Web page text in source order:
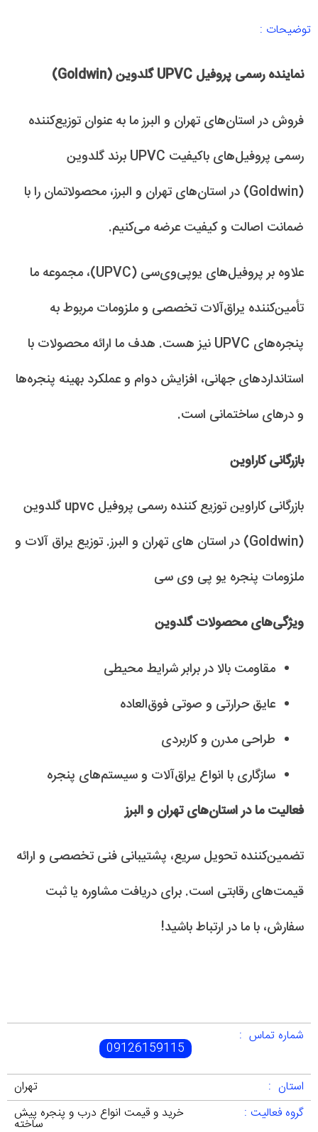
توضیحات :
نماینده رسمی پروفیل UPVC گلدوین (Goldwin)
فروش در استان‌های تهران و البرز ما به عنوان توزیع‌کننده
رسمی پروفیل‌های با‌کیفیت UPVC برند گلدوین
(Goldwin) در استان‌های تهران و البرز، محصولاتمان را با
ضمانت اصالت و کیفیت عرضه می‌کنیم.
علاوه بر پروفیل‌های یو‌پی‌وی‌سی (UPVC)، مجموعه ما
تأمین‌کننده یراق‌آلات تخصصی و ملزومات مربوط به
پنجره‌های UPVC نیز هست. هدف ما ارائه محصولات با
استانداردهای جهانی، افزایش دوام و عملکرد بهینه پنجره‌ها
و درهای ساختمانی است.
بازرگانی کاراوین
بازرگانی کاراوین توزیع کننده رسمی پروفیل upvc گلدوین
(Goldwin) در استان های تهران و البرز. توزیع یراق آلات و
ملزومات پنجره یو پی وی سی
ویژگی‌های محصولات گلدوین
مقاومت بالا در برابر شرایط محیطی
عایق حرارتی و صوتی فوق‌العاده
طراحی مدرن و کاربردی
سازگاری با انواع یراق‌آلات و سیستم‌های پنجره
فعالیت ما در استان‌های تهران و البرز
تضمین‌کننده تحویل سریع، پشتیبانی فنی تخصصی و ارائه
قیمت‌های رقابتی است. برای دریافت مشاوره یا ثبت
سفارش، با ما در ارتباط باشید!
شماره تماس :
09126159115
استان :
تهران
گروه فعالیت :
خرید و قیمت انواع درب و پنجره پیش
ساخته